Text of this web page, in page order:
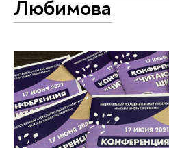
Любимова